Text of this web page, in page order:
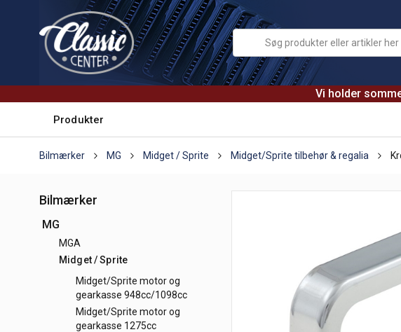
Vi holder
Produkter
Bilmærker MG Midget / Sprite Midget/Sprite tilbehør & regalia
Bilmærker
MG
MGA
Midget / Sprite
Midget/Sprite motor og
gearkasse 948cc/1098cc
Midget/Sprite motor og
gearkasse 1275cc